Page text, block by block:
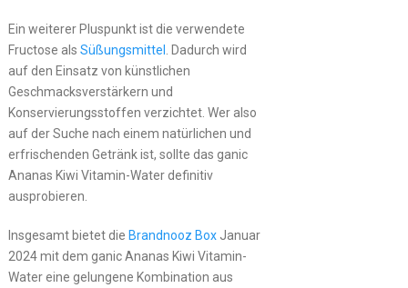
Ein weiterer Pluspunkt ist die verwendete
Fructose als Süßungsmittel . Dadurch wird
auf den Einsatz von künstlichen
Geschmacksverstärkern und
Konservierungsstoffen verzichtet. Wer also
auf der Suche nach einem natürlichen und
erfrischenden Getränk ist, sollte das ganic
Ananas Kiwi Vitamin-Water definitiv
ausprobieren.
Insgesamt bietet die Brandnooz BoxJanuar
2024 mit dem ganic Ananas Kiwi Vitamin-
Water eine gelungene Kombination aus